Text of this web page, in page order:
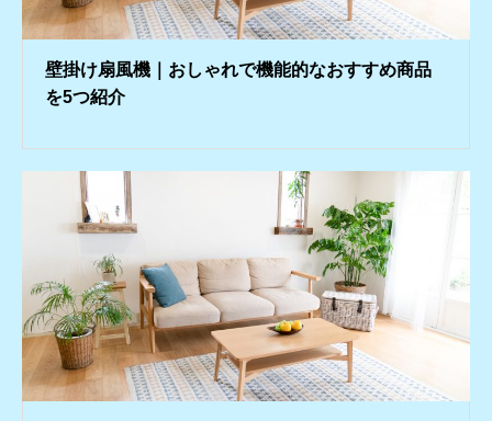
壁掛け扇風機｜おしゃれで機能的なおすすめ商品
を5つ紹介